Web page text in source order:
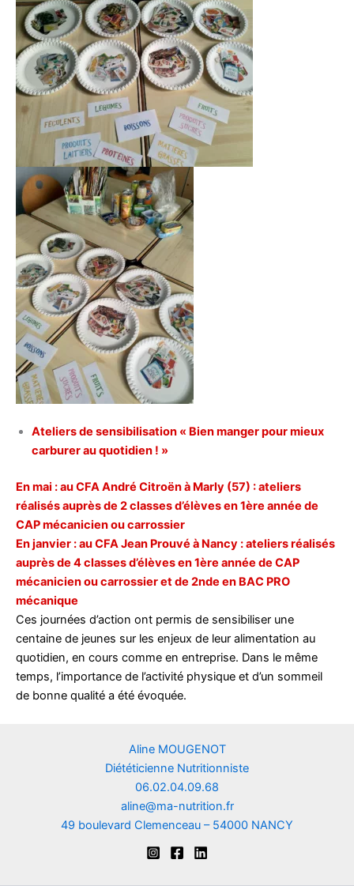
Ateliers de sensibilisation « Bien manger pour mieux
carburer au quotidien ! »
En mai : au CFA André Citroën à Marly (57) : ateliers
réalisés auprès de 2 classes d’élèves en 1ère année de
CAP mécanicien ou carrossier
En janvier : au CFA Jean Prouvé à Nancy : ateliersréalisés
auprès de 4 classes d’élèves en 1ère année de CAP
mécanicien ou carrossier et de 2nde en BAC PRO
mécanique
Ces journées d’action ont permis de sensibiliser une
centaine de jeunes sur les enjeux de leur alimentation au
quotidien, en cours comme en entreprise. Dans le même
temps, l’importance de l’activité physique et d’un sommeil
de bonne qualité a été évoquée.
Aline MOUGENOT
Diététicienne Nutritionniste
06.02.04.09.68
aline@ma-nutrition.fr
49 boulevard Clemenceau – 54000 NANCY